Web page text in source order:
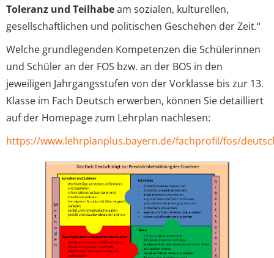
Toleranz und Teilhabeam sozialen, kulturellen,
gesellschaftlichen und politischen Geschehen der Zeit.“
Welche grundlegenden Kompetenzen die Schülerinnen
und Schüler an der FOS bzw. an der BOS in den
jeweiligen Jahrgangsstufen von der Vorklasse bis zur 13.
Klasse im Fach Deutsch erwerben, können Sie detailliert
auf der Homepage zum Lehrplan nachlesen:
https://www.lehrplanplus.bayern.de/fachprofil/fos/